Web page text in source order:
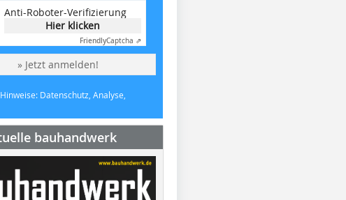
Anti-Roboter-Verifizierung
Hier klicken
FriendlyCaptcha ⇗
» Jetzt anmelden!
Datenschutz, Analyse,
bauhandwerk